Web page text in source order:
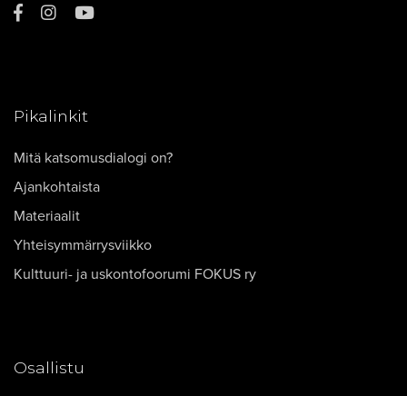
Pikalinkit
Mitä katsomusdialogi on?
Ajankohtaista
Materiaalit
Yhteisymmärrysviikko
Kulttuuri- ja uskontofoorumi FOKUS ry
Osallistu